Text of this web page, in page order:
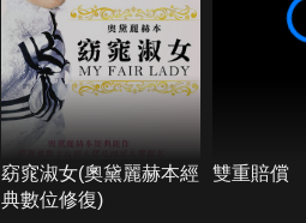
窈窕淑女(奧黛麗赫本經
典數位修復)
雙重賠償